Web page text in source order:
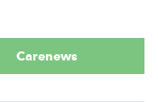
Carenews